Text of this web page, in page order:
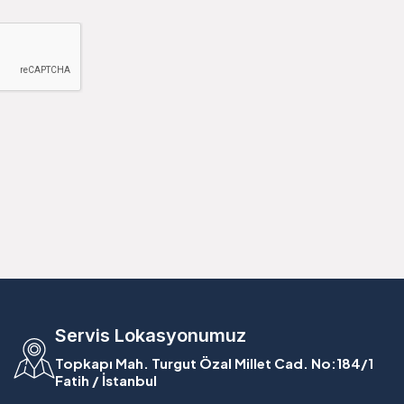
Servis Lokasyonumuz
Topkapı Mah. Turgut Özal Millet Cad. No:184/1
Fatih / İstanbul